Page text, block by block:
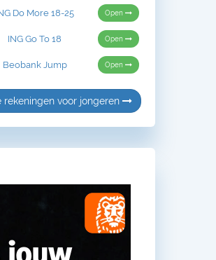
Do More 18-25 Open
ING Go To 18 Open
Beobank Jump Open
rekeningen voor jongeren